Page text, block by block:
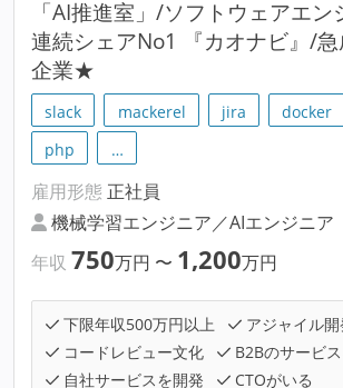
「AI推進室」/ソフトウェアエ
連続シェアNo1 『カオナビ』/
企業★
slack mackerel jira docker
php
…
雇用形態 正社員
機械学習エンジニア／AIエンジニア
年収 750万円 〜 1,200万円
下限年収500万円以上
アジャイル開
コードレビュー文化
B2Bのサービ
自社サービスを開発
CTOがいる